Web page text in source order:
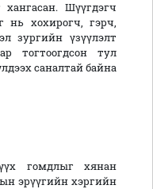
Шүүгдэгч
нь хохирогч, гэрч,
зургийн үзүүлэлт
тогтоогдсон тул
саналтай байна
гомдлыг хянан
эрүүгийн хэргийн